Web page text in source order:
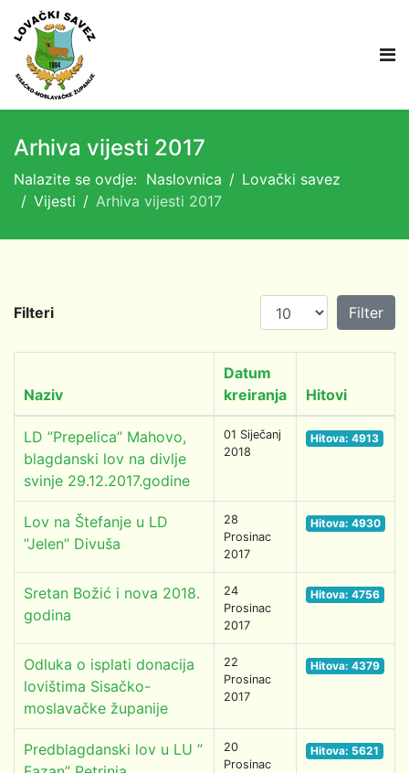
Arhiva vijesti 2017
Nalazite se ovdje: Naslovnica
Lovački savez
Vijesti
Arhiva vijesti 2017
Filteri Prikaz # Filter
Naziv
Datum
kreiranja
Hitovi
LD ”Prepelica” Mahovo,
blagdanski lov na divlje
svinje 29.12.2017.godine
01 Siječanj
2018
Hitova: 4913
Lov na Štefanje u LD
”Jelen” Divuša
28
Prosinac
2017
Hitova: 4930
Sretan Božić i nova 2018.
godina
24
Prosinac
2017
Hitova: 4756
Odluka o isplati donacija
lovištima Sisačko-
moslavačke županije
22
Prosinac
2017
Hitova: 4379
Predblagdanski lov u LU ”
20
Prosinac
Hitova: 5621